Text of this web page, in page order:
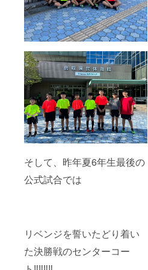
そして、昨年夏6年生最後の
公式試合では
リベンジを誓いたどり着い
た決勝戦のセンターコー